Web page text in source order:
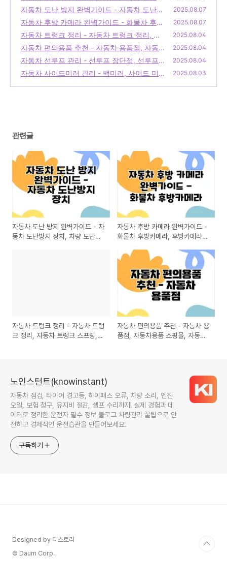
수납, 자동차 실내 수납, 차량 수납 거치함
(0)
자동차 도난 방지 완벽가이드 - 자동차 도난방
지 장치, 차량 도난방지 장치, 자동차 도난신고
(0)
2025.08.07
자동차 후방 카메라 완벽가이드 - 화물차 후방
카메라, 후방카메라 설치, 후방카메라 모니터
(0)
2025.08.07
자동차 트렁크 정리 - 자동차 트렁크 정리, 자
동차 트렁크 스프링, 자동차 트렁크 전동
(0)
2025.08.04
자동차 편의용품 추천 - 자동차 용품점, 자동차
용품 쇼핑몰, 자동차 세차용품
(0)
2025.08.04
자동차 선루프 관리 - 선루프 장단점, 선루프
가격, 파노라마 선루프
2025.08.04
자동차 사이드미러 관리 - 백미러, 사이드 미러
2025.08.03
관련글
자동차 도난 방지 완벽가이드 - 자
동차 도난방지 장치, 차량 도난방
자동차 후방 카메라 완벽가이드 -
화물차 후방카메라, 후방카메라
자동차 트렁크 정리 - 자동차 트렁
크 정리, 자동차 트렁크 스프링,
자동차 편의용품 추천 - 자동차 용
품점, 자동차용품 쇼핑몰, 자동차
노인스턴트(knowinstant)
자동차 점검, 타이어 경고등, 하이패스 오류, 차량 소리, 엔진
오일, 보험 청구, 유지비 절감, 셀프 수리까지! 실제 경험과 데
이터로 정리한 운전자 필수 정보 블로그 차량관리 꿀팁으로 안
전하고 경제적인 운전습관을 만들어보세요.
구독하기
Designed by 티스토리
© Daum Corp.